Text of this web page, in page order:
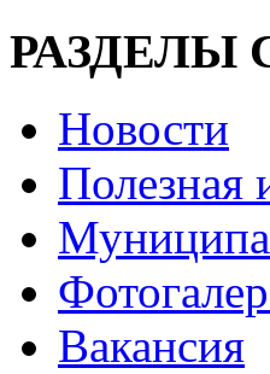
РАЗДЕЛЫ
Новости
Полезная
Вакансия